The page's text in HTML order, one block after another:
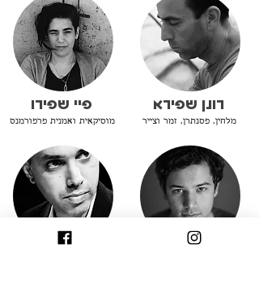
רונן שפירא
מלחין, פסנתרן, זמר וצייר
פיי שפירו
מוסיקאית ואמנית פרפורמנס